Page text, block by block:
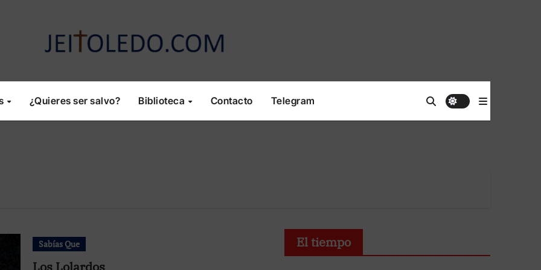
¿Quieres ser salvo? Biblioteca Contacto Telegram
Sabías Que
Los Lolardos
El tiempo